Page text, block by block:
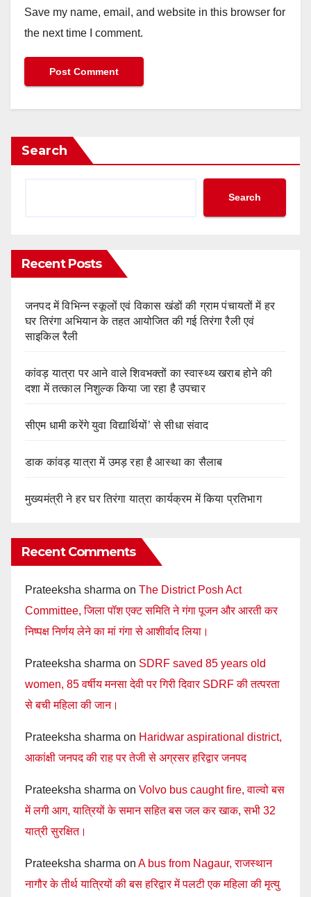
Save my name, email, and website in this browser for
the next time I comment.
Search
Search
Recent Posts
जनपद में विभिन्न स्कूलों एवं विकास खंडों की ग्राम पंचायतों में हर
घर तिरंगा अभियान के तहत आयोजित की गई तिरंगा रैली एवं
साइकिल रैली
कांवड़ यात्रा पर आने वाले शिवभक्तों का स्वास्थ्य खराब होने की
दशा में तत्काल निशुल्क किया जा रहा है उपचार
सीएम धामी करेंगे युवा विद्यार्थियों’ से सीधा संवाद
डाक कांवड़ यात्रा में उमड़ रहा है आस्था का सैलाब
मुख्यमंत्री ने हर घर तिरंगा यात्रा कार्यक्रम में किया प्रतिभाग
Recent Comments
Prateeksha sharma on The District Posh Act
Committee, जिला पॉश एक्ट समिति ने गंगा पूजन और आरती कर
निष्पक्ष निर्णय लेने का मां गंगा से आशीर्वाद लिया।
Prateeksha sharma on SDRF saved 85 years old
women, 85 वर्षीय मनसा देवी पर गिरी दिवार SDRF की तत्परता
से बची महिला की जान।
Prateeksha sharma on Haridwar aspirational district,
आकांक्षी जनपद की राह पर तेजी से अग्रसर हरिद्वार जनपद
Prateeksha sharma on Volvo bus caught fire, वाल्वो बस
में लगी आग, यात्रियों के समान सहित बस जल कर खाक, सभी 32
यात्री सुरक्षित।
Prateeksha sharma on A bus from Nagaur, राजस्थान
नागौर के तीर्थ यात्रियों की बस हरिद्वार में पलटी एक महिला की मृत्यु